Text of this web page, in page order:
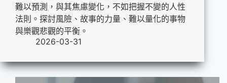
難以預測，與其焦慮變化，不如把握不變的人性
法則。探討風險、故事的力量、難以量化的事物
與樂觀悲觀的平衡。
2026-03-31